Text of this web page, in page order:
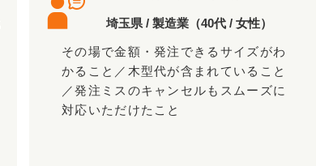
埼玉県 / 製造業（40代 / 女性）
その場で金額・発注できるサイズがわ
かること／木型代が含まれていること
／発注ミスのキャンセルもスムーズに
対応いただけたこと